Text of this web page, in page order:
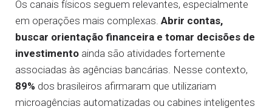
Os canais físicos seguem relevantes, especialmente
em operações mais complexas. Abrir contas,
buscar orientação financeira e tomar decisões de
investimento ainda são atividades fortemente
associadas às agências bancárias. Nesse contexto,
89% dos brasileiros afirmaram que utilizariam
microagências automatizadas ou cabines inteligentes